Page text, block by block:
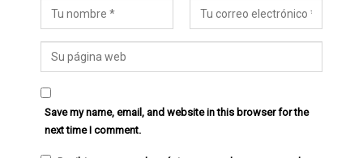
Save my name, email, and website in this browser for the
next time I comment.